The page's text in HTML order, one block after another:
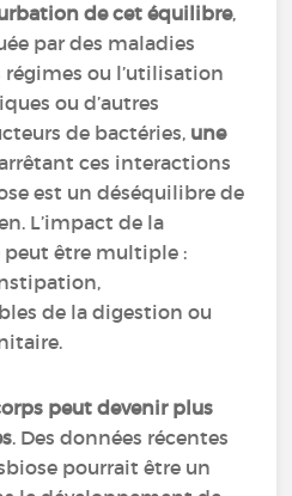
de cet équilibre,
par des maladies
ou l’utilisation
ou d’autres
de bactéries, une
ces interactions
est un déséquilibre de
L’impact de la
peut être multiple :
de la digestion ou
peut devenir plus
. Des données récentes
pourrait être un